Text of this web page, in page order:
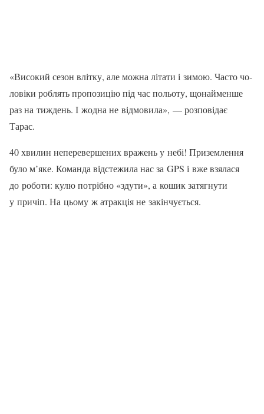
«Високий сезон влітку, але можна літати і зимою. Часто чо­
ловіки роблять пропозицію під час польоту, щонайменше
раз на тиждень. І жодна не відмови­ла», — розповідає
Тарас.
40 хвилин неперевершених вражень у небі! Приземлення
було м’яке. Команда відстежи­ла нас за GPS і вже взялася
до роботи: кулю потрібно «здути», а кошик затягнути
у причіп. На цьому ж атракція не закінчуєть­ся.